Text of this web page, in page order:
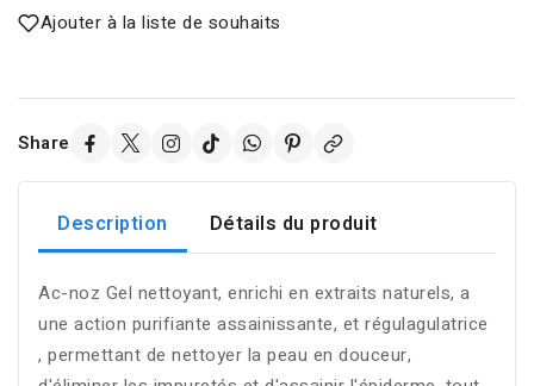
Ajouter à la liste de souhaits
Share
Description Détails du produit
Ac-noz Gel nettoyant, enrichi en extraits naturels, a
une action purifiante assainissante, et régulagulatrice
, permettant de nettoyer la peau en douceur,